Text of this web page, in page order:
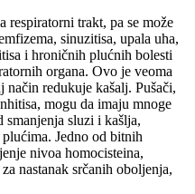
trakt, pa se može
sinuzitisa, upala uha,
i hroničnih plućnih bolesti
organa. Ovo je veoma
način redukuje kašalj. Pušači,
mogu da imaju mnoge
sluzi i kašlja,
Jedno od bitnih
nivoa homocisteina,
nastanak srčanih oboljenja,